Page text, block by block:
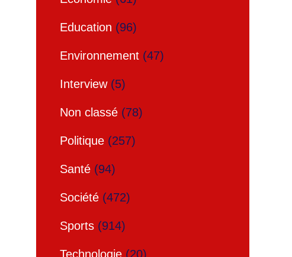
Education (96)
Environnement (47)
Interview(5)
Non classé (78)
Politique (257)
Santé (94)
Société (472)
Sports (914)
Technologie (20)